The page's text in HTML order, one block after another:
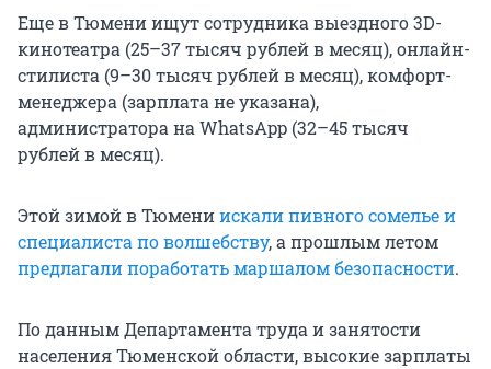
Еще в Тюмени ищут сотрудника выездного 3D-
кинотеатра (25–37 тысяч рублей в месяц), онлайн-
стилиста (9–30 тысяч рублей в месяц), комфорт-
менеджера (зарплата не указана),
администратора на WhatsApp (32–45 тысяч
рублей в месяц).
Этой зимой в Тюмениискали пивного сомелье и
специалиста по волшебству, а прошлым летом
предлагали поработать маршалом безопасности.
По данным Департамента труда и занятости
населения Тюменской области, высокие зарплаты